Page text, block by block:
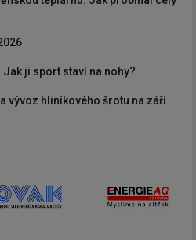
ji sport staví na nohy?
vývoz hliníkového šrotu na září